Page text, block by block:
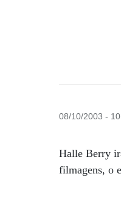
08/10/2003 -
Halle Berry
filmagens, o